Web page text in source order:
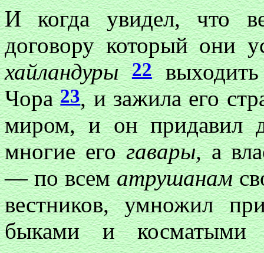
И когда увидел, что
договору который они
хайландуры
22выходить
Чора23, и зажила его
миром, и он придавил
многие егогавары,а
— по всематрушанам
вестников, умножил
быками и косматыми